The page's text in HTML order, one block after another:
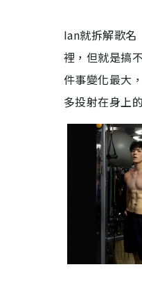
Ian就拆解歌名
裡，但就是搞
件事變化最大
多投射在身上